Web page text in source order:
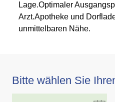
Lage.Optimaler
Arzt.Apotheke und
unmittelbaren Nähe.
Bitte wählen Sie